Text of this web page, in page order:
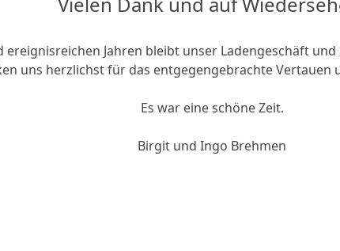
Jahren bleibt unser Ladengeschäft
uns herzlichst für das entgegengebrachte Vertauen
Es war eine schöne Zeit.
Birgit und Ingo Brehmen